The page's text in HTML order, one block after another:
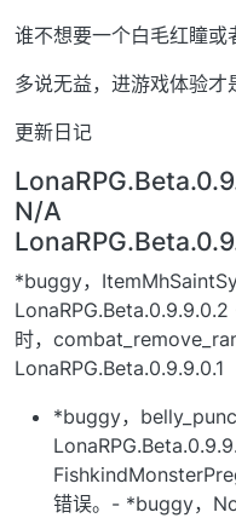
谁不想要一个白毛红瞳或
多说无益，进游戏体验才
更新日记
N/A
*buggy，
时，
LonaRPG.Beta.0.9.9.0.1
*buggy，
错误。- *buggy，